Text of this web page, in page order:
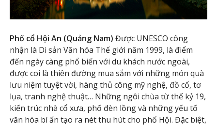
Phố cổ Hội An (Quảng Nam) Được UNESCO công
nhận là Di sản Văn hóa Thế giới năm 1999, là điểm
đến ngày càng phổ biến với du khách nước ngoài,
được coi là thiên đường mua sắm với những món quà
lưu niệm tuyệt vời, hàng thủ công mỹ nghệ, đồ cổ, tơ
lụa, tranh nghệ thuật… Những ngôi chùa từ thế kỷ 19,
kiến trúc nhà cổ xưa, phố đèn lồng và những yếu tố
văn hóa bí ẩn tạo ra nét thu hút cho phố Hội. Đặc biệt,